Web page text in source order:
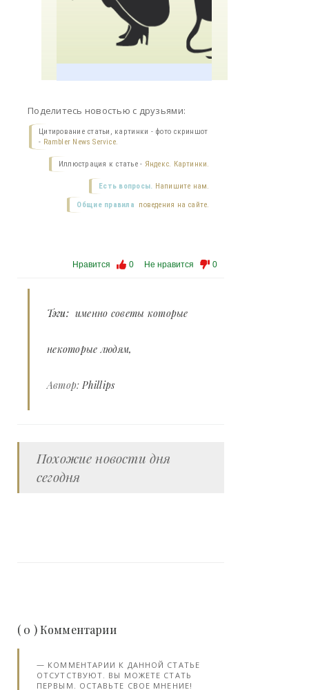
Поделитесь новостью с друзьями:
Цитирование статьи, картинки - фото скриншот
- Rambler News Service.
Иллюстрация к статье - Яндекс. Картинки.
Есть вопросы. Напишите нам.
Общие правила поведения на сайте.
Нравится 0 Не нравится 0
Тэги: именно советы которые
некоторые людям
Автор:Phillips
Похожие новости дня
сегодня
( 0 ) Комментарии
КОММЕНТАРИИ К ДАННОЙ СТАТЬЕ
ОТСУТСТВУЮТ. ВЫ МОЖЕТЕ СТАТЬ
ПЕРВЫМ. ОСТАВЬТЕ СВОЕ МНЕНИЕ!